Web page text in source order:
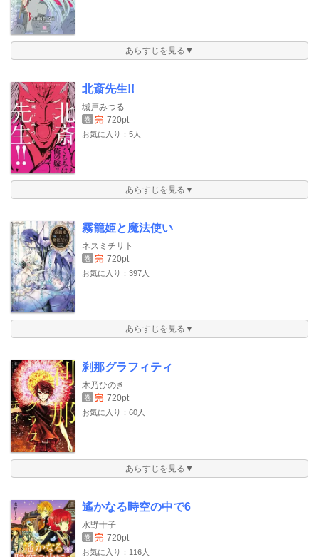
あらすじを見る▼
北斎先生!!
城戸みつる
巻 完 720pt
お気に入り：5人
あらすじを見る▼
霧籠姫と魔法使い
ネスミチサト
巻 完 720pt
お気に入り：397人
あらすじを見る▼
刹那グラフィティ
木乃ひのき
巻 完 720pt
お気に入り：60人
あらすじを見る▼
遙かなる時空の中で6
水野十子
巻 完 720pt
お気に入り：116人